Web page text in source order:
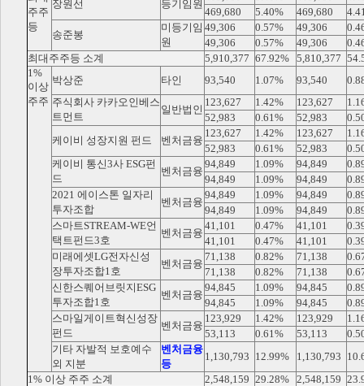
주주
등
장원선
등기임원
469,680
5.40% 469,680
송준봉
미등기임
원
49,306 0.57% 49,306
49,306
0.57% 49,306
최대주주등 소계
5,910,377 67.92% 5,810,377
1%
이상
박상준 타인 93,540 1.07% 93,540
주주 주식회사 카카오인베스
트먼트
일반법인
123,627 1.42% 123,627
52,983
0.61% 52,983
케이비 성장지원 펀드
벤처금융
123,627 1.42% 123,627
52,983
0.61% 52,983
케이비 통신3사 ESG펀
드
벤처금융
94,849 1.09% 94,849
94,849
1.09% 94,849
2021 에이스톤 일자리
투자조합
벤처금융
94,849 1.09% 94,849
94,849
1.09% 94,849
스마트STREAM-WE언
택트펀드3호
벤처금융
41,101 0.47% 41,101
41,101
0.47% 41,101
미래에셋LG전자신성
장투자조합1호
벤처금융
71,138 0.82% 71,138
71,138
0.82% 71,138
신한스퀘어브릿지ESG
투자조합1호
벤처금융
94,845 1.09% 94,845
94,845
1.09% 94,845
스마일게이트혁신성장
펀드
벤처금융
123,929 1.42% 123,929
53,113
0.61% 53,113
기타 자발적 보호예수
외 지분
벤처금융
등
1,130,793 12.99% 1,130,793
1% 이상 주주 소계
2,548,159 29.28% 2,548,159